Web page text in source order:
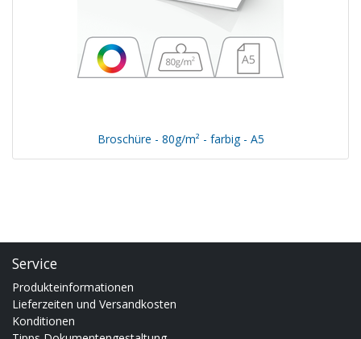
Broschüre - 80g/m² - farbig - A5
Service
Produkteinformationen
Lieferzeiten und Versandkosten
Konditionen